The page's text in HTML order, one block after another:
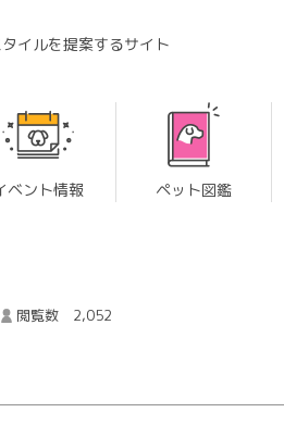
イルを提案するサイト
ベント情報 ペット図鑑
閲覧数 2,052